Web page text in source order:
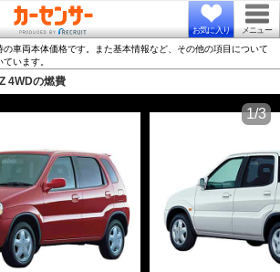
お気に入り メニュー
車両本体価格です。また基本情報など、その他の項目について
います。
4WDの燃費
1/3